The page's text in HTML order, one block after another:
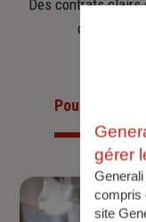
Des contrats clairs
Pour les
gérer
compris
site